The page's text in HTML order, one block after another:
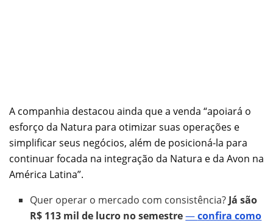
A companhia destacou ainda que a venda “apoiará o
esforço da Natura para otimizar suas operações e
simplificar seus negócios, além de posicioná-la para
continuar focada na integração da Natura e da Avon na
América Latina”.
Quer operar o mercado com consistência? Já são
R$ 113 mil de lucro no semestre—confira como